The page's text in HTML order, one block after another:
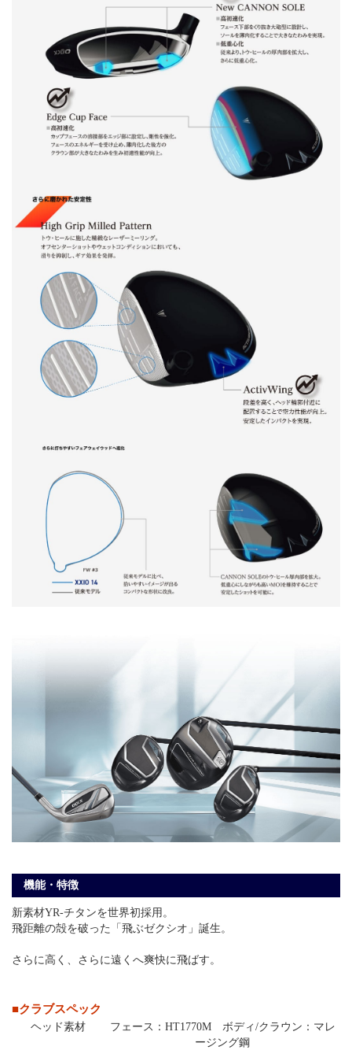
機能・特徴
新素材YR-チタンを世界初採用。
飛距離の殻を破った「飛ぶゼクシオ」誕生。
さらに高く、さらに遠くへ爽快に飛ばす。
■クラブスペック
ヘッド素材
フェース：HT1770M ボディ/クラウン：マレ
ージング鋼